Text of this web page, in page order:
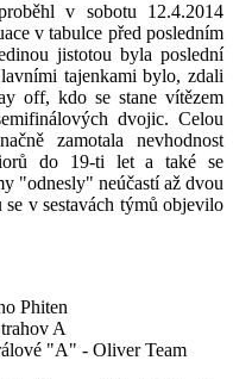
v sobotu 12.4.2014
v tabulce před posledním
jistotou byla poslední
tajenkami bylo, zdali
off, kdo se stane vítězem
dvojic. Celou
zamotala nevhodnost
do 19-ti let a také se
"odnesly" neúčastí až dvou
v sestavách týmů objevilo
Phiten
A
"A" - Oliver Team